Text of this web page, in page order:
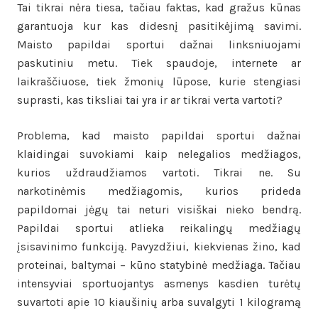
Tai tikrai nėra tiesa, tačiau faktas, kad gražus kūnas
garantuoja kur kas didesnį pasitikėjimą savimi.
Maisto papildai sportui dažnai linksniuojami
paskutiniu metu. Tiek spaudoje, internete ar
laikraščiuose, tiek žmonių lūpose, kurie stengiasi
suprasti, kas tiksliai tai yra ir ar tikrai verta vartoti?
Problema, kad maisto papildai sportui dažnai
klaidingai suvokiami kaip nelegalios medžiagos,
kurios uždraudžiamos vartoti. Tikrai ne. Su
narkotinėmis medžiagomis, kurios prideda
papildomai jėgų tai neturi visiškai nieko bendrą.
Papildai sportui atlieka reikalingų medžiagų
įsisavinimo funkciją. Pavyzdžiui, kiekvienas žino, kad
proteinai, baltymai – kūno statybinė medžiaga. Tačiau
intensyviai sportuojantys asmenys kasdien turėtų
suvartoti apie 10 kiaušinių arba suvalgyti 1 kilogramą